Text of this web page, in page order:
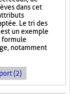
dans cet
Le tri des
un exemple
formule
notamment
(2)